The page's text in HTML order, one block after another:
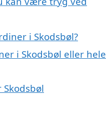
i Skodsbøl?
i Skodsbøl eller hele